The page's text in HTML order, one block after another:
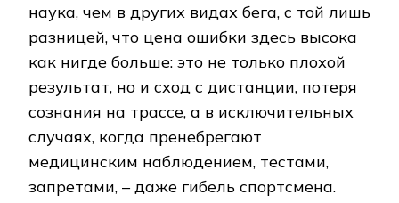
наука, чем в других видах бега, с той лишь
разницей, что цена ошибки здесь высока
как нигде больше: это не только плохой
результат, но и сход с дистанции, потеря
сознания на трассе, а в исключительных
случаях, когда пренебрегают
медицинским наблюдением, тестами,
запретами, – даже гибель спортсмена.